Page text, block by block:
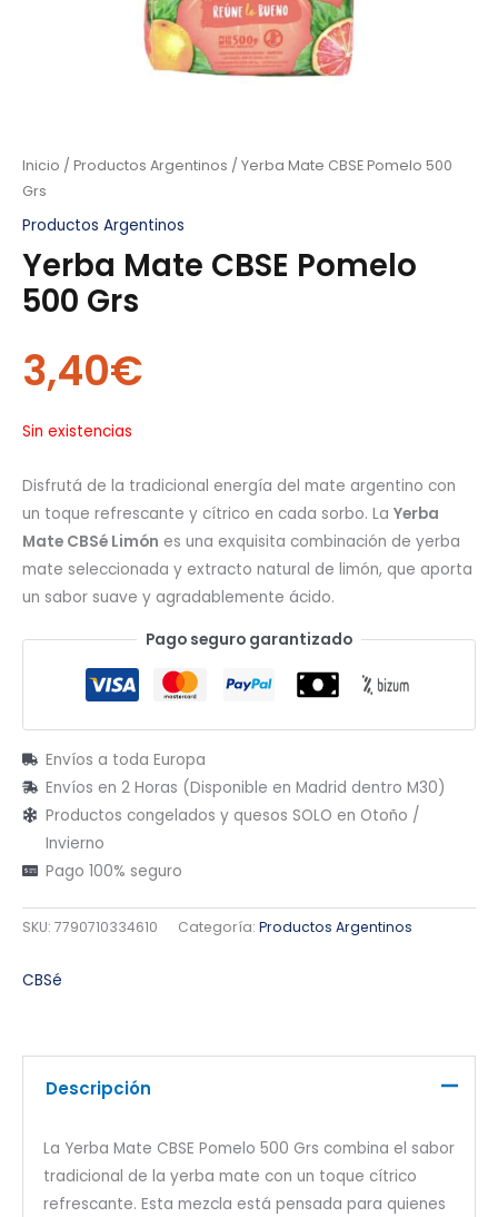
Inicio / Productos Argentinos / Yerba Mate CBSE Pomelo 500
Grs
Productos Argentinos
Yerba Mate CBSE Pomelo
500 Grs
3,40€
Sin existencias
Disfrutá de la tradicional energía del mate argentino con
un toque refrescante y cítrico en cada sorbo. La Yerba
Mate CBSé Limón es una exquisita combinación de yerba
mate seleccionada y extracto natural de limón, que aporta
un sabor suave y agradablemente ácido.
Pago seguro garantizado
Envíos a toda Europa
Envíos en 2 Horas (Disponible en Madrid dentro M30)
Productos congelados y quesos SOLO en Otoño /
Invierno
Pago 100% seguro
SKU: 7790710334610 Categoría: Productos Argentinos
CBSé
Descripción
La Yerba Mate CBSE Pomelo 500 Grs combina el sabor
tradicional de la yerba mate con un toque cítrico
refrescante. Esta mezcla está pensada para quienes